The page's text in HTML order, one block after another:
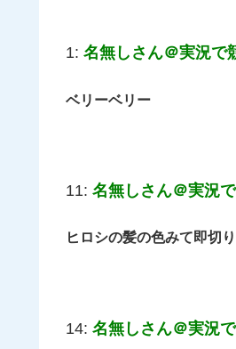
1: 名無しさん＠実況で
ベリーベリー
11: 名無しさん＠実況
ヒロシの髪の色みて即切
14: 名無しさん＠実況